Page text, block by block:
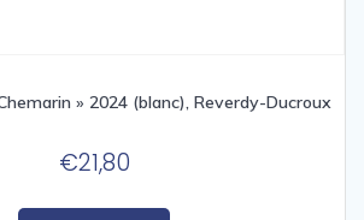
» 2024 (blanc), Reverdy-Ducroux
€21,80